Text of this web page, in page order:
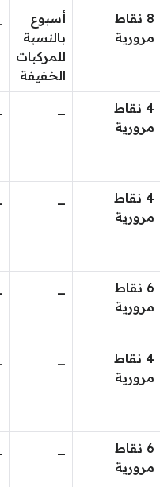
8 نقاط
مرورية
أسبوع
بالنسبة
للمركبات
الخفيفة
4 نقاط
مرورية
4 نقاط
مرورية
6 نقاط
مرورية
4 نقاط
مرورية
6 نقاط
مرورية